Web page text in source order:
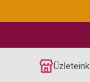
Üzleteink